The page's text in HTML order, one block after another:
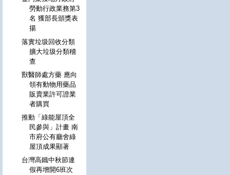
勞動行政業務第3
名 獲部長頒獎表
揚
落實垃圾回收分類
擴大垃圾分類稽
查
獸醫師處方藥 應向
領有動物用藥品
販賣業許可證業
者購買
推動「綠能屋頂全
民參與」計畫 南
市府公有廳舍綠
屋頂成果顯著
台灣高鐵中秋節連
假再增開6班次